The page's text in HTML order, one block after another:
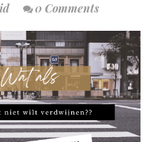
0 Comments